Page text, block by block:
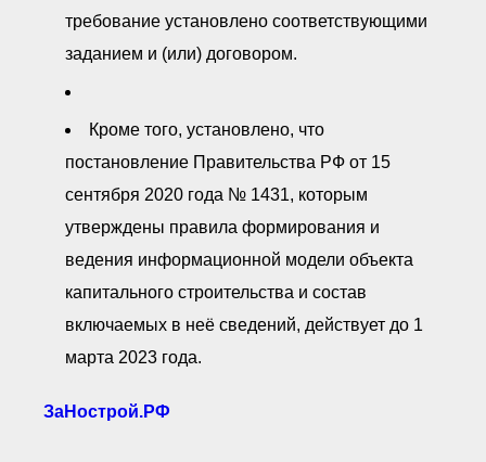
требование установлено соответствующими
заданием и (или) договором.
Кроме того, установлено, что
постановление Правительства РФ от 15
сентября 2020 года № 1431, которым
утверждены правила формирования и
ведения информационной модели объекта
капитального строительства и состав
включаемых в неё сведений, действует до 1
марта 2023 года.
ЗаНострой.РФ